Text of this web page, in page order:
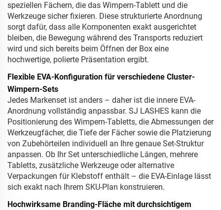
speziellen Fächern, die das Wimpern-Tablett und die
Werkzeuge sicher fixieren. Diese strukturierte Anordnung
sorgt dafür, dass alle Komponenten exakt ausgerichtet
bleiben, die Bewegung während des Transports reduziert
wird und sich bereits beim Öffnen der Box eine
hochwertige, polierte Präsentation ergibt.
Flexible EVA-Konfiguration für verschiedene Cluster-
Wimpern-Sets
Jedes Markenset ist anders – daher ist die innere EVA-
Anordnung vollständig anpassbar. SJ LASHES kann die
Positionierung des Wimpern-Tabletts, die Abmessungen der
Werkzeugfächer, die Tiefe der Fächer sowie die Platzierung
von Zubehörteilen individuell an Ihre genaue Set-Struktur
anpassen. Ob Ihr Set unterschiedliche Längen, mehrere
Tabletts, zusätzliche Werkzeuge oder alternative
Verpackungen für Klebstoff enthält – die EVA-Einlage lässt
sich exakt nach Ihrem SKU-Plan konstruieren.
Hochwirksame Branding-Fläche mit durchsichtigem